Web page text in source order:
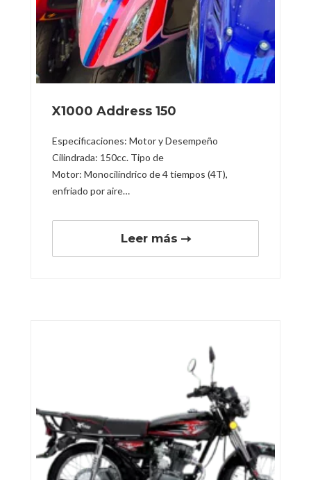
X1000 Address 150
Especificaciones: Motor y Desempeño
Cilindrada: 150cc. Tipo de
Motor: Monocilíndrico de 4 tiempos (4T),
enfriado por aire…
Leer más